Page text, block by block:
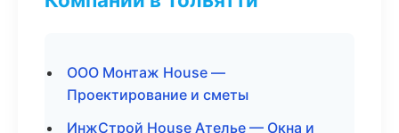
ООО Монтаж House —
Проектирование и сметы
ИнжСтрой House Ателье — Окна и